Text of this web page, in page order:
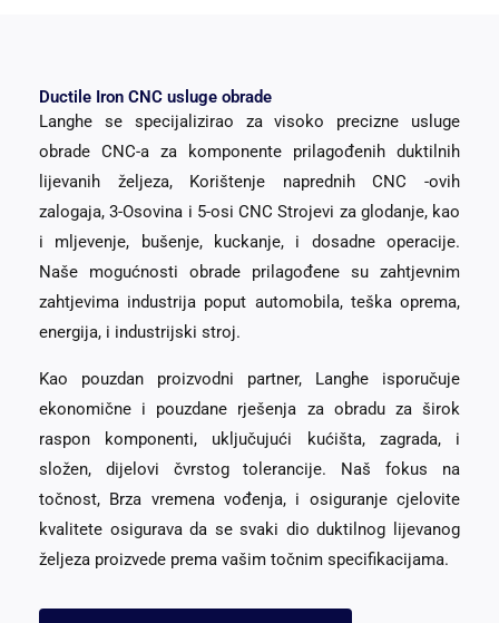
Ductile Iron CNC usluge obrade
Langhe se specijalizirao za visoko precizne usluge
obrade CNC-a za komponente prilagođenih duktilnih
lijevanih željeza, Korištenje naprednih CNC -ovih
zalogaja, 3-Osovina i 5-osi CNC Strojevi za glodanje, kao
i mljevenje, bušenje, kuckanje, i dosadne operacije.
Naše mogućnosti obrade prilagođene su zahtjevnim
zahtjevima industrija poput automobila, teška oprema,
energija, i industrijski stroj.
Kao pouzdan proizvodni partner, Langhe isporučuje
ekonomične i pouzdane rješenja za obradu za širok
raspon komponenti, uključujući kućišta, zagrada, i
složen, dijelovi čvrstog tolerancije. Naš fokus na
točnost, Brza vremena vođenja, i osiguranje cjelovite
kvalitete osigurava da se svaki dio duktilnog lijevanog
željeza proizvede prema vašim točnim specifikacijama.